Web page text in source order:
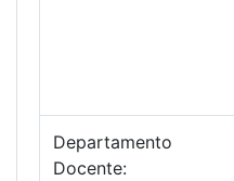
Departamento
Docente: